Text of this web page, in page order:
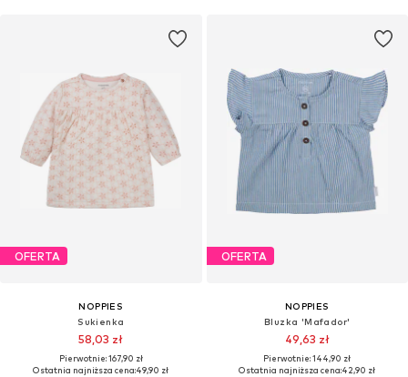
OFERTA
NOPPIES
Sukienka
58,03 zł
Pierwotnie: 167,90 zł
Ostatnia najniższa cena:49,90 zł
OFERTA
NOPPIES
Bluzka 'Mafador'
49,63 zł
Pierwotnie: 144,90 zł
Ostatnia najniższa cena:42,90 zł